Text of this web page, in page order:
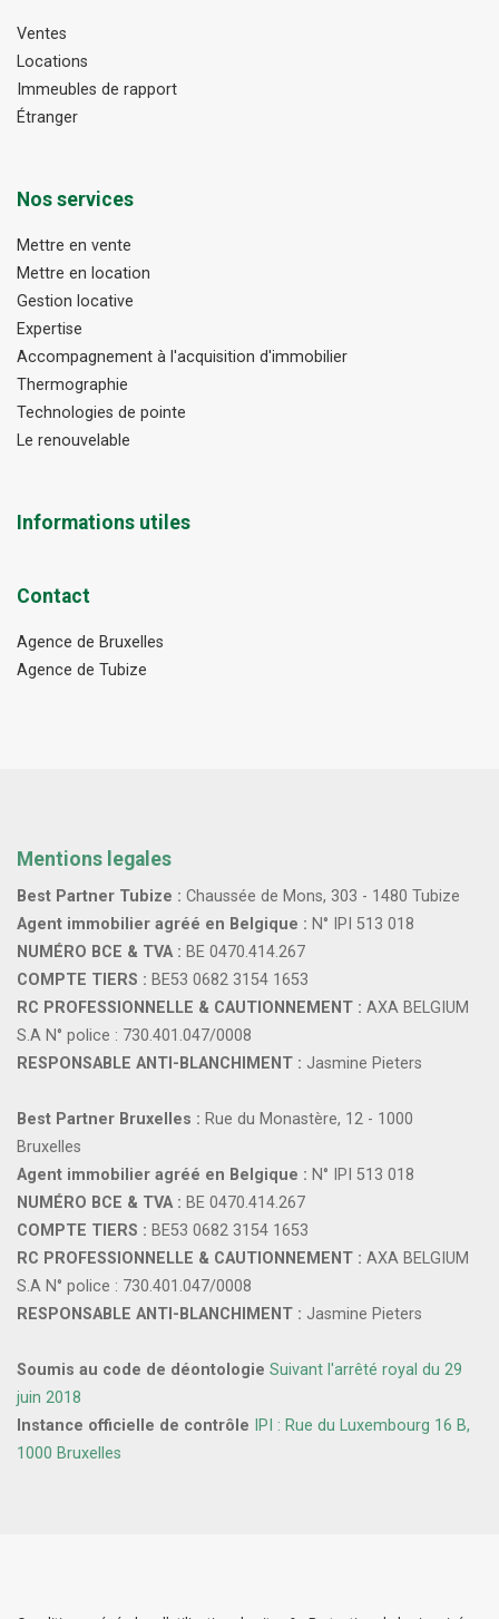
Ventes
Locations
Immeubles de rapport
Étranger
Nos services
Mettre en vente
Mettre en location
Gestion locative
Expertise
Accompagnement à l'acquisition d'immobilier
Thermographie
Technologies de pointe
Le renouvelable
Informations utiles
Contact
Agence de Bruxelles
Agence de Tubize
Mentions legales
Best Partner Tubize : Chaussée de Mons, 303 - 1480 Tubize
Agent immobilier agréé en Belgique : N° IPI 513 018
NUMÉRO BCE & TVA : BE 0470.414.267
COMPTE TIERS : BE53 0682 3154 1653
RC PROFESSIONNELLE & CAUTIONNEMENT : AXA BELGIUM
S.A N° police : 730.401.047/0008
RESPONSABLE ANTI-BLANCHIMENT : Jasmine Pieters
Best Partner Bruxelles : Rue du Monastère, 12 - 1000
Bruxelles
Agent immobilier agréé en Belgique : N° IPI 513 018
NUMÉRO BCE & TVA : BE 0470.414.267
COMPTE TIERS : BE53 0682 3154 1653
RC PROFESSIONNELLE & CAUTIONNEMENT : AXA BELGIUM
S.A N° police : 730.401.047/0008
RESPONSABLE ANTI-BLANCHIMENT : Jasmine Pieters
Soumis au code de déontologie Suivant l'arrêté royal du 29
juin 2018
Instance officielle de contrôle
IPI : Rue du Luxembourg 16 B,
1000 Bruxelles